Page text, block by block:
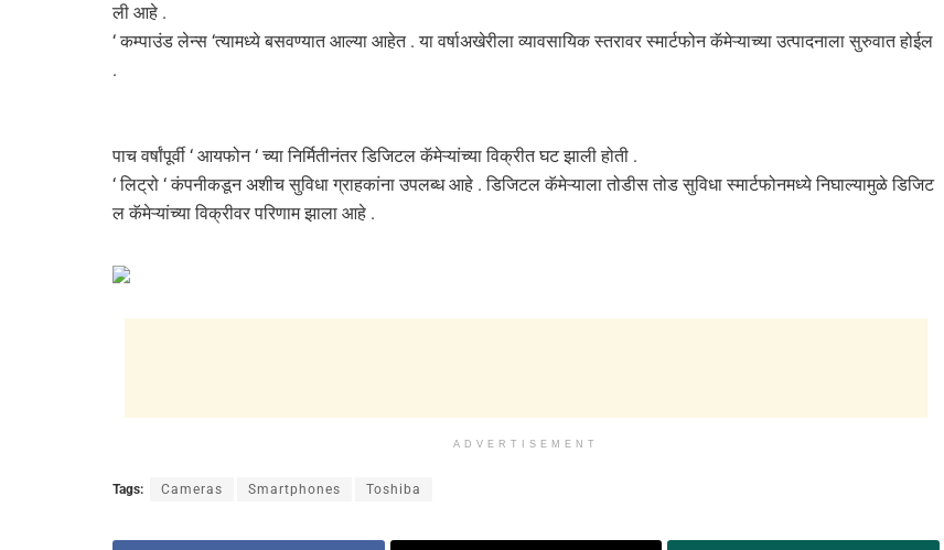
ली आहे .
‘ कम्पाउंड लेन्स ‘त्यामध्ये बसवण्यात आल्या आहेत . या वर्षाअखेरीला व्यावसायिक स्तरावर स्मार्टफोन कॅमेऱ्याच्या उत्पादनाला सुरुवात होईल
.
पाच वर्षांपूर्वी ‘ आयफोन ‘ च्या निर्मितीनंतर डिजिटल कॅमेऱ्यांच्या विक्रीत घट झाली होती .
‘ लिट्रो ‘ कंपनीकडून अशीच सुविधा ग्राहकांना उपलब्ध आहे . डिजिटल कॅमेऱ्याला तोडीस तोड सुविधा स्मार्टफोनमध्ये निघाल्यामुळे डिजिट
ल कॅमेऱ्यांच्या विक्रीवर परिणाम झाला आहे .
ADVERTISEMENT
Tags: Cameras Smartphones Toshiba